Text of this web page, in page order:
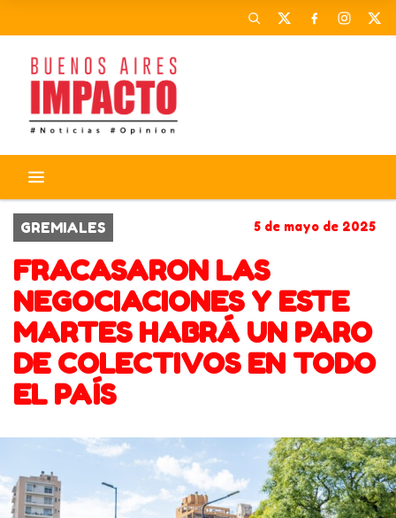
GREMIALES 5 de mayo de 2025
FRACASARON LAS
NEGOCIACIONES Y ESTE
MARTES HABRÁ UN PARO
DE COLECTIVOS EN TODO
EL PAÍS